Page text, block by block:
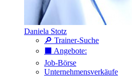
Daniela Stotz
🔎 Trainer-Suche
⬛️ Angebote:
Job-Börse
Unternehmensverkäufe